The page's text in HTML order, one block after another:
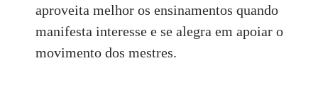
aproveita melhor os ensinamentos quando
manifesta interesse e se alegra em apoiar o
movimento dos mestres.